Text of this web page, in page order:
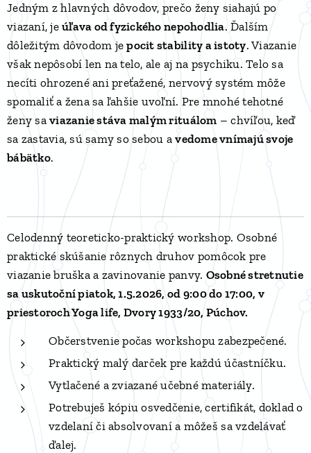
Jedným z hlavných dôvodov, prečo ženy siahajú po
viazaní, jeúľava od fyzického nepohodlia. Ďalším
dôležitým dôvodom jepocit stability a istoty. Viazanie
však nepôsobí len na telo, ale aj na psychiku. Telo sa
necíti ohrozené ani preťažené, nervový systém môže
spomaliť a žena sa ľahšie uvoľní. Pre mnohé tehotné
ženy saviazanie stáva malým rituálom – chvíľou, keď
sa zastavia, sú samy so sebou avedome vnímajú svoje
bábätko.
Celodenný teoreticko-praktický workshop. Osobné
praktické skúšanie rôznych druhov pomôcok pre
viazanie bruška a zavinovanie panvy. Osobné stretnutie
sa uskutoční piatok, 1.5.2026, od 9:00 do 17:00, v
priestoroch Yoga life, Dvory 1933/20, Púchov.
Občerstvenie počas workshopu zabezpečené.
Praktický malý darček pre každú účastníčku.
Vytlačené a zviazané učebné materiály.
Potrebuješ kópiu osvedčenie, certifikát, doklad o
vzdelaní či absolvovaní a môžeš sa vzdelávať
ďalej.